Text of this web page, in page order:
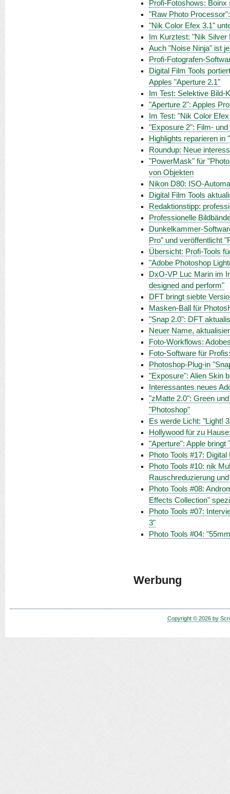
Profi-Fotoshows:
"Raw Photo
"Nik Color Efex 3.1"
Im Kurztest: "Nik Silver
Auch "Noise Ninja" ist
Profi-Fotografen-
Digital Film Tools
Apples "Aperture 2.1"
Im Test: Selektive
"Aperture 2": Apples
Im Test: "Nik Color
"Exposure 2": Film-
Highlights reparieren in
Roundup: Neue
"PowerMask" für
von Objekten
Nikon D80: ISO-
Digital Film Tools
Redaktionstipp:
Professionelle
Dunkelkammer-
Pro" und veröffentlicht
Übersicht: Profi-Tools
"Adobe Photoshop
DxO-VP Luc Marin im
designed and perform"
DFT bringt siebte
Masken-Ball für
"Snap 2.0": DFT
Neuer Name,
Foto-Workflows:
Foto-Software für
Photoshop-Plug-in
"Exposure": Alien Skin
Interessantes neues
"zMatte 2.0": Green
"Photoshop"
Es werde Licht: "Light!
Hollywood für zu
"Aperture": Apple bringt
Photo Tools #17:
Photo Tools #10: nik
Rauschreduzierung
Photo Tools #08:
Effects Collection"
Photo Tools #07:
3"
Photo Tools #04:
Werbung
Copyright © 2026 by